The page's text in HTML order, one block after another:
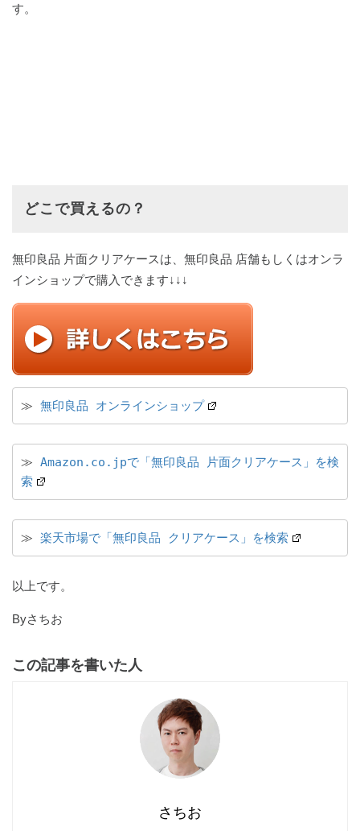
す。
どこで買えるの？
無印良品 片面クリアケースは、無印良品 店舗もしくはオンラ
インショップで購入できます↓↓↓
≫ 無印良品 オンラインショップ
≫ Amazon.co.jpで「無印良品 片面クリアケース」を検
索
≫ 楽天市場で「無印良品 クリアケース」を検索
以上です。
Byさちお
この記事を書いた人
さちお